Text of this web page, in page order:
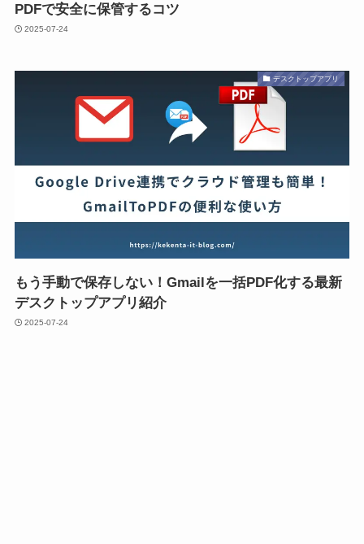
PDFで安全に保管するコツ
2025-07-24
デスクトップアプリ
もう手動で保存しない！Gmailを一括PDF化する最新
デスクトップアプリ紹介
2025-07-24